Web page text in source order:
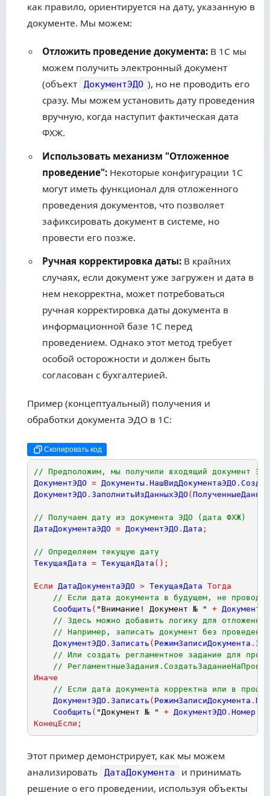
как правило, ориентируется на дату, указанную в
документе. Мы можем:
Отложить проведение документа: В 1С мы
можем получить электронный документ
(объект
ДокументЭДО ), но не проводить его
сразу. Мы можем установить дату проведения
вручную, когда наступит фактическая дата
ФХЖ.
Использовать механизм "Отложенное
проведение": Некоторые конфигурации 1С
могут иметь функционал для отложенного
проведения документов, что позволяет
зафиксировать документ в системе, но
провести его позже.
Ручная корректировка даты: В крайних
случаях, если документ уже загружен и дата в
нем некорректна, может потребоваться
ручная корректировка даты документа в
информационной базе 1С перед
проведением. Однако этот метод требует
особой осторожности и должен быть
согласован с бухгалтерией.
Пример (концептуальный) получения и
обработки документа ЭДО в 1С:
Скопировать код
// Предположим, мы получили входящий документ ЭДО
ДокументЭДО = Документы . НашВидДокументаЭДО .
ДокументЭДО . ЗаполнитьИзДанныхЭДО (
// Получаем дату из документа ЭДО (дата ФХЖ)
ДатаДокументаЭДО = ДокументЭДО . Дата ;
// Определяем текущую дату
ТекущаяДата = ТекущаяДата ( ) ;
Если ДатаДокументаЭДО > ТекущаяДата Тогда
// Если дата документа в будущем, не
Сообщить ( "Внимание! Документ № " +
// Здесь можно добавить логику для
// Например, записать документ без проведения
ДокументЭДО . Записать ( РежимЗаписиДокумента .
// Или создать регламентное задание для
//
Иначе
// Если дата документа корректна или в
ДокументЭДО . Записать ( РежимЗаписиДокумента .
Сообщить ( "Документ № " + ДокументЭДО . Номер
КонецЕсли ;
Этот пример демонстрирует, как мы можем
анализировать
ДатаДокумента
и принимать
решение о его проведении, используя объекты